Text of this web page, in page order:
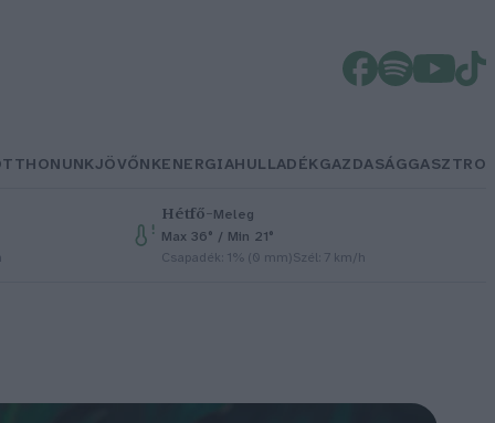
JÖVŐNKENERGIAHULLADÉKGAZDASÁGGASZTRO
Hétfő–Meleg
Max 36° / Min 21°
Csapadék: 1% (0 mm)Szél: 7 km/h